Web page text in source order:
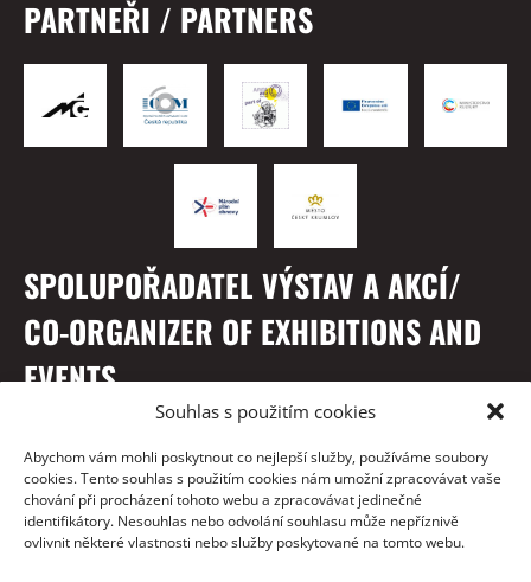
Souhlas s použitím cookies
Abychom vám mohli poskytnout co nejlepší služby, používáme soubory
cookies. Tento souhlas s použitím cookies nám umožní zpracovávat vaše
chování při procházení tohoto webu a zpracovávat jedinečné
identifikátory. Nesouhlas nebo odvolání souhlasu může nepříznivě
ovlivnit některé vlastnosti nebo služby poskytované na tomto webu.
PARTNEŘI / PARTNERS
SPOLUPOŘADATEL VÝSTAV A AKCÍ/
CO-ORGANIZER OF EXHIBITIONS AND
EVENTS